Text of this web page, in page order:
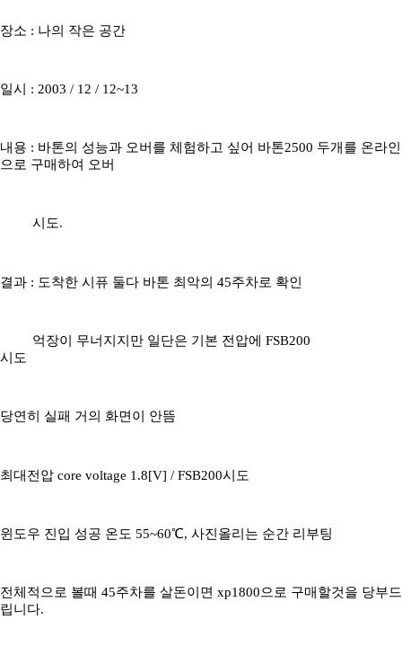
장소 : 나의 작은 공간
일시 : 2003 / 12 / 12~13
내용 : 바톤의 성능과 오버를 체험하고 싶어 바톤2500 두개를 온라인
으로 구매하여 오버
시도.
결과 : 도착한 시퓨 둘다 바톤 최악의 45주차로 확인
억장이 무너지지만 일단은 기본 전압에 FSB200
시도
당연히 실패 거의 화면이 안뜸
최대전압 core voltage 1.8[V] / FSB200시도
윈도우 진입 성공 온도 55~60℃, 사진올리는 순간 리부팅
전체적으로 볼때 45주차를 살돈이면 xp1800으로 구매할것을 당부드
립니다.